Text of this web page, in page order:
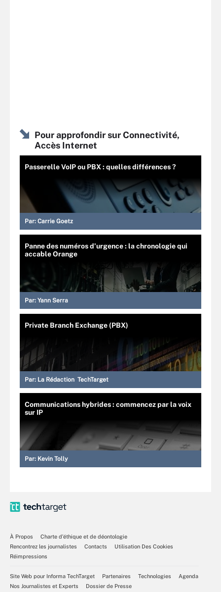
Pour approfondir sur Connectivité,
Accès Internet
Passerelle VoIP ou PBX : quelles différences ?
Par: Carrie Goetz
Panne des numéros d’urgence : la chronologie qui
accable Orange
Par: Yann Serra
Private Branch Exchange (PBX)
Par: La Rédaction TechTarget
Communications hybrides : commencez par la voix
sur IP
Par: Kevin Tolly
À Propos
Charte d’éthique et de déontologie
Rencontrez les journalistes
Contacts
Utilisation Des Cookies
Réimpressions
Site Web pour Informa TechTarget Partenaires Technologies
Agenda
Nos Journalistes et Experts
Dossier de Presse